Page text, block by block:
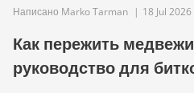
Написано Marko Tarman | 18 Jul 2026
Как пережить
руководство для